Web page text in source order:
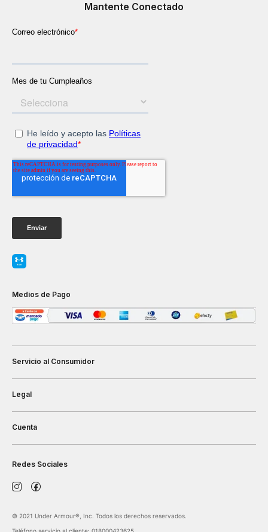
Mantente Conectado
Medios de Pago
Servicio al Consumidor
Legal
Cuenta
Redes Sociales
©️ 2021 Under Armour®️, Inc. Todos los derechos reservados.